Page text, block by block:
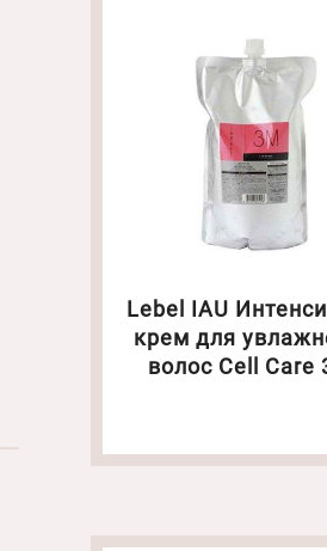
Lebel IAU
крем для
волос Cell Care